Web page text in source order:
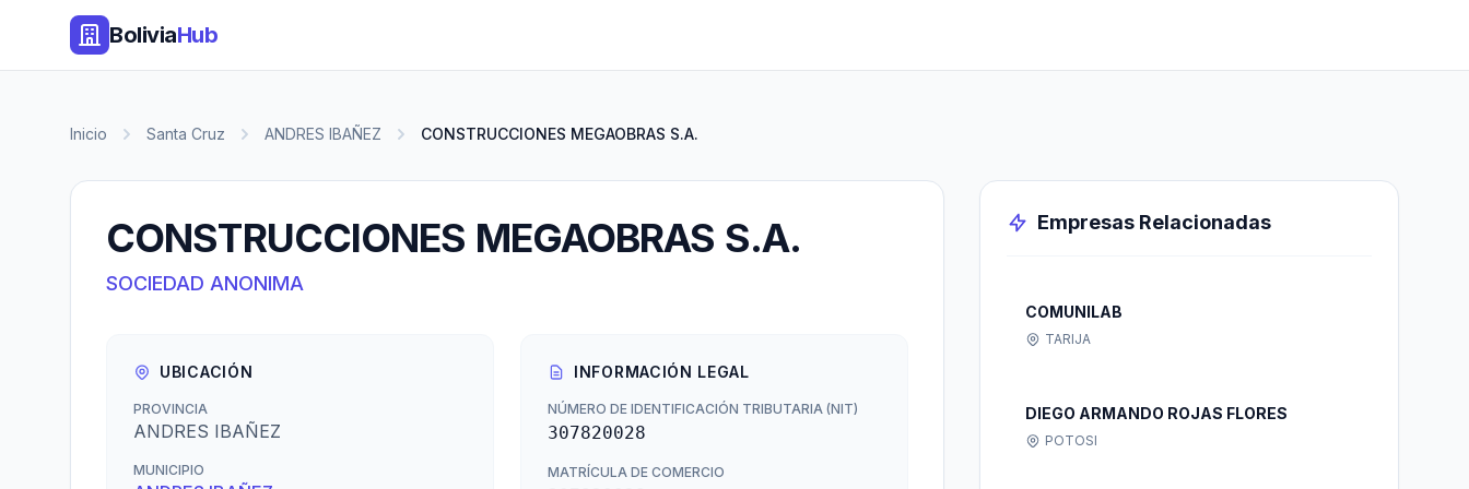
BoliviaHub
Inicio Santa Cruz ANDRES IBAÑEZ CONSTRUCCIONES MEGAOBRAS S.A.
CONSTRUCCIONES MEGAOBRAS S.A.
SOCIEDAD ANONIMA
UBICACIÓN
PROVINCIA
ANDRES IBAÑEZ
MUNICIPIO
INFORMACIÓN LEGAL
NÚMERO DE IDENTIFICACIÓN TRIBUTARIA (NIT)
307820028
MATRÍCULA DE COMERCIO
Empresas Relacionadas
COMUNILAB
TARIJA
DIEGO ARMANDO ROJAS FLORES
POTOSI